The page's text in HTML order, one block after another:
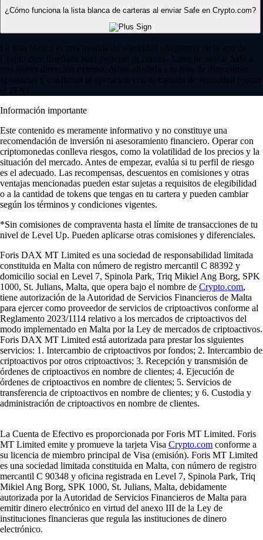
¿Cómo funciona la lista blanca de carteras al enviar Safe en Crypto.com?
La lista blanca es una medida de seguridad obligatoria de la app de
Crypto.com diseñada para proteger tu cuenta. Antes de enviar Safe a
una nueva dirección externa, debes añadirla a tu lista de direcciones
aprobadas y confirmar la operación con tu método de seguridad (como
el 2FA).
Información importante
Este contenido es meramente informativo y no constituye una
recomendación de inversión ni asesoramiento financiero. Operar con
criptomonedas conlleva riesgos, como la volatilidad de los precios y la
situación del mercado. Antes de empezar, evalúa si tu perfil de riesgo
es el adecuado. Las recompensas, descuentos en comisiones y otras
ventajas mencionadas pueden estar sujetas a requisitos de elegibilidad
o a la cantidad de tokens que tengas en tu cartera y pueden cambiar
según los términos y condiciones vigentes.
*Sin comisiones de compraventa hasta el límite de transacciones de tu
nivel de Level Up. Pueden aplicarse otras comisiones y diferenciales.
Foris DAX MT Limited es una sociedad de responsabilidad limitada
constituida en Malta con número de registro mercantil C 88392 y
domicilio social en Level 7, Spinola Park, Triq Mikiel Ang Borg, SPK
1000, St. Julians, Malta, que opera bajo el nombre de Crypto.com,
tiene autorización de la Autoridad de Servicios Financieros de Malta
para ejercer como proveedor de servicios de criptoactivos conforme al
Reglamento 2023/1114 relativo a los mercados de criptoactivos del
modo implementado en Malta por la Ley de mercados de criptoactivos.
Foris DAX MT Limited está autorizada para prestar los siguientes
servicios: 1. Intercambio de criptoactivos por fondos; 2. Intercambio de
criptoactivos por otros criptoactivos; 3. Recepción y transmisión de
órdenes de criptoactivos en nombre de clientes; 4. Ejecución de
órdenes de criptoactivos en nombre de clientes; 5. Servicios de
transferencia de criptoactivos en nombre de clientes; y 6. Custodia y
administración de criptoactivos en nombre de clientes.
La Cuenta de Efectivo es proporcionada por Foris MT Limited. Foris
MT Limited emite y promueve la tarjeta Visa Crypto.com conforme a
su licencia de miembro principal de Visa (emisión). Foris MT Limited
es una sociedad limitada constituida en Malta, con número de registro
mercantil C 90348 y oficina registrada en Level 7, Spinola Park, Triq
Mikiel Ang Borg, SPK 1000, St. Julians, Malta, debidamente
autorizada por la Autoridad de Servicios Financieros de Malta para
emitir dinero electrónico en virtud del anexo III de la Ley de
instituciones financieras que regula las instituciones de dinero
electrónico.